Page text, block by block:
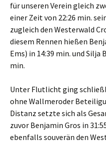
für unseren Verein gleich
einer Zeit von 22:26 min.
zugleich den Westerwald
diesem Rennen hießen
Ems) in 14:39 min. und Silja
min.
Unter Flutlicht ging
ohne Wallmeroder
Distanz setzte sich als
zuvor Benjamin Gros in
ebenfalls souverän den